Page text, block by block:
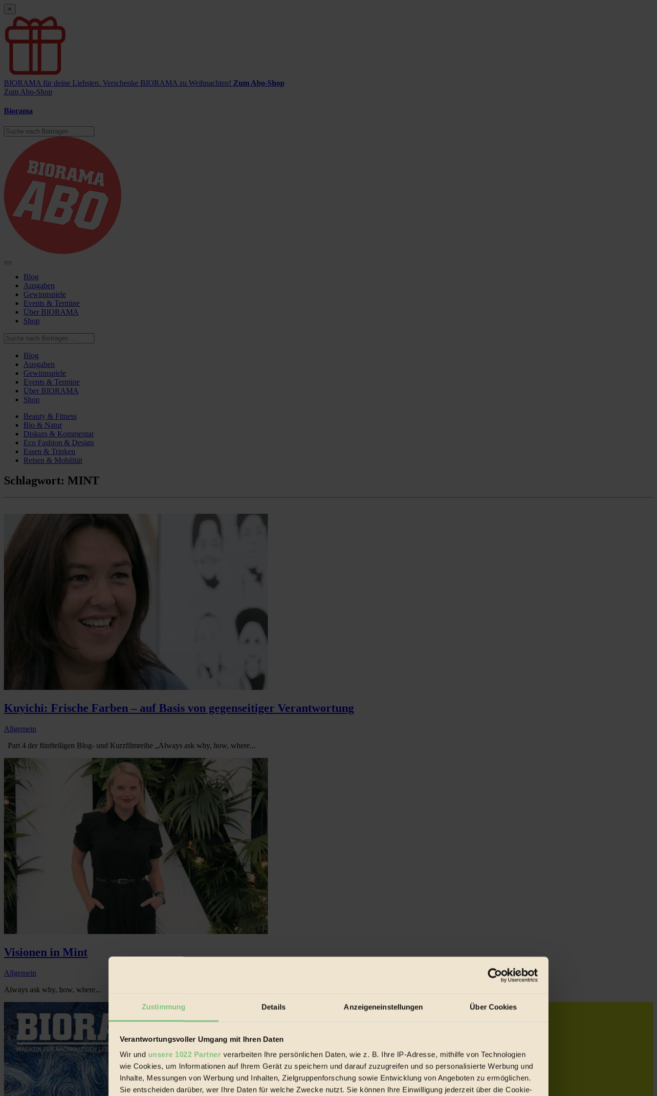
Zustimmung Details Anzeigeneinstellungen Über Cookies
Verantwortungsvoller Umgang mit Ihren Daten
Wir und unsere 1022 Partner verarbeiten Ihre persönlichen Daten, wie z. B. Ihre IP-Adresse, mithilfe von Technologien
wie Cookies, um Informationen auf Ihrem Gerät zu speichern und darauf zuzugreifen und so personalisierte Werbung und
Inhalte, Messungen von Werbung und Inhalten, Zielgruppenforschung sowie Entwicklung von Angeboten zu ermöglichen.
Sie entscheiden darüber, wer Ihre Daten für welche Zwecke nutzt. Sie können Ihre Einwilligung jederzeit über die Cookie-
×
BIORAMA für deine Liebsten. Verschenke BIORAMA zu Weihnachten! Zum Abo-Shop
Zum Abo-Shop
Biorama
Blog
Ausgaben
Gewinnspiele
Events & Termine
Über BIORAMA
Shop
Blog
Ausgaben
Gewinnspiele
Events & Termine
Über BIORAMA
Shop
Beauty & Fitness
Bio & Natur
Diskurs & Kommentar
Eco Fashion & Design
Essen & Trinken
Reisen & Mobilität
Schlagwort: MINT
Kuyichi: Frische Farben – auf Basis von gegenseitiger Verantwortung
Allgemein
Part 4 der fünfteiligen Blog- und Kurzfilmreihe „Always ask why, how, where...
Visionen in Mint
Allgemein
Always ask why, how, where...